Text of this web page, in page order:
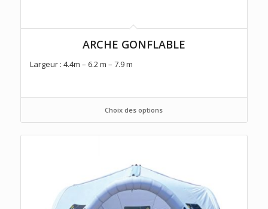
ARCHE GONFLABLE
Largeur : 4.4m – 6.2 m – 7.9 m
Choix des options